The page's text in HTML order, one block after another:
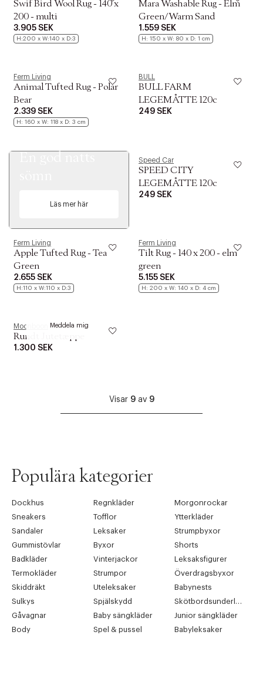
Swif Bird Wool Rug - 140 x
200 - multi
3.905 SEK
H:200 x W:140 x D:3
Mara Washable Rug - Elm
Green/Warm Sand
1.559 SEK
H: 150 x W: 80 x D: 1 cm
Ferm Living
Animal Tufted Rug - Polar
Bear
2.339 SEK
H: 160 x W: 118 x D: 3 cm
BULL
BULL FARM
LEGEMÅTTE 120c
249 SEK
Speed Car
SPEED CITY
LEGEMÅTTE 120c
249 SEK
Ferm Living
Apple Tufted Rug - Tea
Green
2.655 SEK
H:110 x W:110 x D:3
Ferm Living
Tilt Rug - 140 x 200 - elm
green
5.155 SEK
H: 200 x W: 140 x D: 4 cm
Meddela mig
Moonboon
Rundt Jutetæppe
1.300 SEK
Läs mer här
Visar 9av 9
Populära kategorier
Dockhus Regnkläder
Morgonrockar
Sneakers
Tofflor
Ytterkläder
Sandaler
Leksaker
Strumpbyxor
Gummistövlar
Byxor
Shorts
Badkläder
Vinterjackor
Leksaksfigurer
Termokläder
Strumpor
Överdragsbyxor
Skiddräkt
Uteleksaker
Babynests
Sulkys
Spjälskydd
Skötbordsunderlägg
Gåvagnar
Baby sängkläder
Junior sängkläder
Body
Spel & pussel Babyleksaker